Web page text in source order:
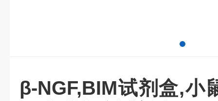
β-NGF,BIM试剂盒,小